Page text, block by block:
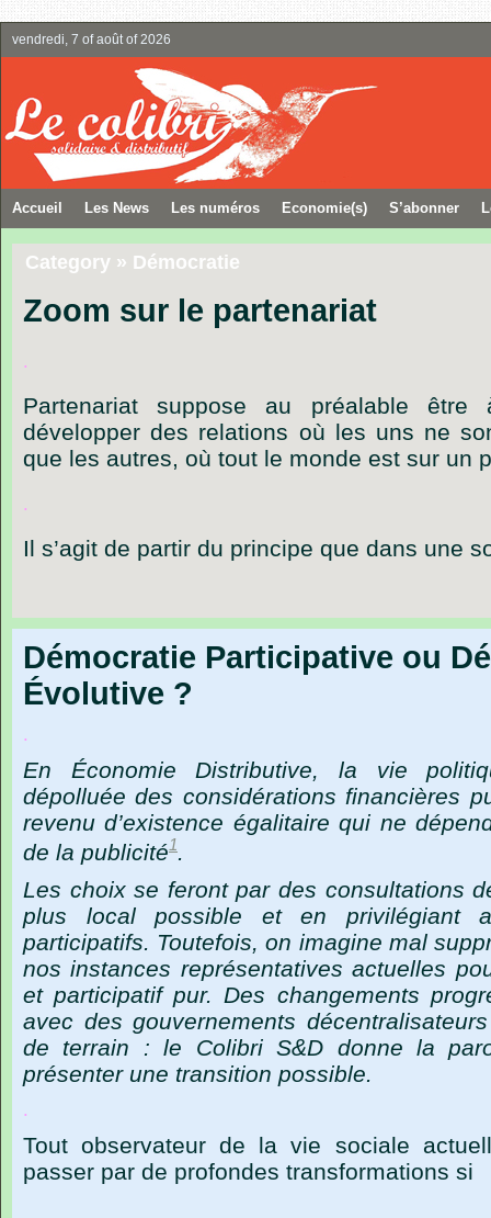
vendredi, 7 of août of 2026
Accueil Les News Les numéros Economie(s) S’abonner
Category » Démocratie
Zoom sur le partenariat
.
Partenariat suppose au préalable être
développer des relations où les uns ne
que les autres, où tout le monde est sur un
.
Il s’agit de partir du principe que dans une
Démocratie Participative ou
Évolutive ?
.
En Économie Distributive, la vie
dépolluée des considérations financières
revenu d’existence égalitaire qui ne
de la publicité1.
Les choix se feront par des consultations
plus
local possible et en privilégiant
participatifs. Toutefois, on imagine mal
nos instances représentatives actuelles
et participatif pur. Des changements
avec des gouvernements décentralisateurs
de
terrain : le Colibri S&D donne la
présenter une transition possible.
.
Tout observateur de la vie sociale
passer par de profondes transformations si